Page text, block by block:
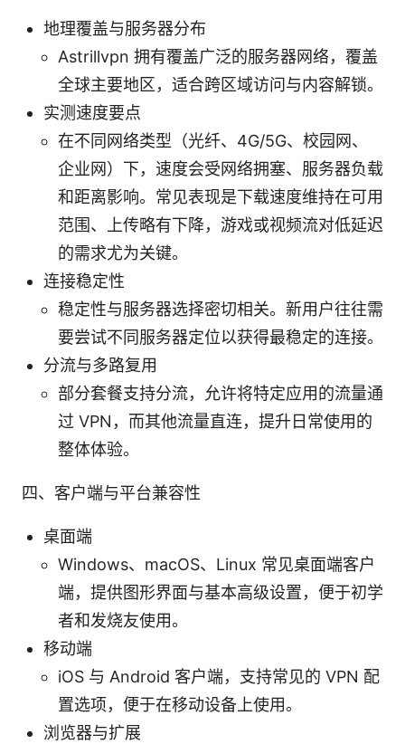
地理覆盖与服务器分布
Astrillvpn 拥有覆盖广泛的服务器网络，覆盖
全球主要地区，适合跨区域访问与内容解锁。
实测速度要点
在不同网络类型（光纤、4G/5G、校园网、
企业网）下，速度会受网络拥塞、服务器负载
和距离影响。常见表现是下载速度维持在可用
范围、上传略有下降，游戏或视频流对低延迟
的需求尤为关键。
连接稳定性
稳定性与服务器选择密切相关。新用户往往需
要尝试不同服务器定位以获得最稳定的连接。
分流与多路复用
部分套餐支持分流，允许将特定应用的流量通
过 VPN，而其他流量直连，提升日常使用的
整体体验。
四、客户端与平台兼容性
桌面端
Windows、macOS、Linux 常见桌面端客户
端，提供图形界面与基本高级设置，便于初学
者和发烧友使用。
移动端
iOS 与 Android 客户端，支持常见的 VPN 配
置选项，便于在移动设备上使用。
浏览器与扩展